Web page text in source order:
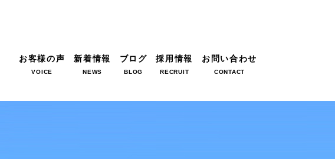
お客様の声
VOICE
新着情報
NEWS
ブログ
BLOG
採用情報
RECRUIT
お問い合わせ
CONTACT